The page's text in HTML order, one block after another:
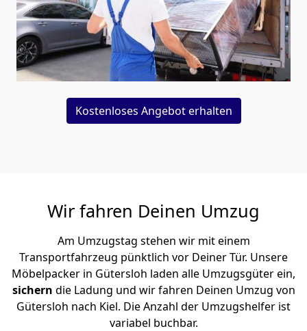
Kostenloses Angebot erhalten
Wir fahren Deinen Umzug
Am Umzugstag stehen wir mit einem
Transportfahrzeug pünktlich vor Deiner Tür. Unsere
Möbelpacker in Gütersloh laden alle Umzugsgüter ein,
sichern die Ladung und wir fahren Deinen Umzug von
Gütersloh nach Kiel. Die Anzahl der Umzugshelfer ist
variabel buchbar.